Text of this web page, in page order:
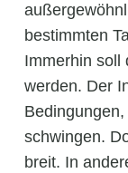
bestimmten
Immerhin soll
werden. Der
schwingen.
breit. In